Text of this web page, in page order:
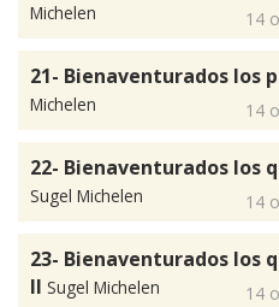
Michelen
14
21- Bienaventurados los
Michelen
14
22- Bienaventurados los
Sugel Michelen 14
23- Bienaventurados los
II Sugel Michelen 14